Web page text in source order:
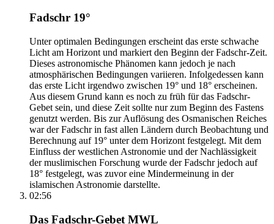
Fadschr 19°
Unter optimalen Bedingungen erscheint das erste schwache
Licht am Horizont und markiert den Beginn der Fadschr-Zeit.
Dieses astronomische Phänomen kann jedoch je nach
atmosphärischen Bedingungen variieren. Infolgedessen kann
das erste Licht irgendwo zwischen 19° und 18° erscheinen.
Aus diesem Grund kann es noch zu früh für das Fadschr-
Gebet sein, und diese Zeit sollte nur zum Beginn des Fastens
genutzt werden. Bis zur Auflösung des Osmanischen Reiches
war der Fadschr in fast allen Ländern durch Beobachtung und
Berechnung auf 19° unter dem Horizont festgelegt. Mit dem
Einfluss der westlichen Astronomie und der Nachlässigkeit
der muslimischen Forschung wurde der Fadschr jedoch auf
18° festgelegt, was zuvor eine Mindermeinung in der
islamischen Astronomie darstellte.
02:56
Das Fadschr-Gebet MWL